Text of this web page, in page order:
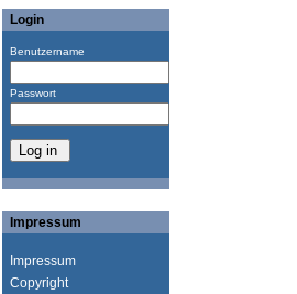
Login
Benutzername
Passwort
Impressum
Impressum
Copyright